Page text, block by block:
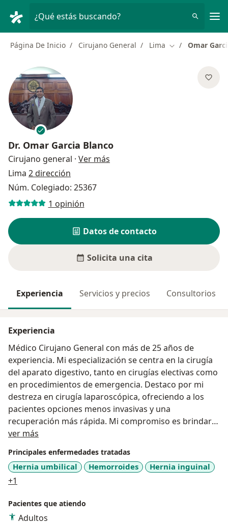
¿Qué estás buscando?
Página De Inicio Cirujano General Lima Cambiar de
Omar
Dr. Omar Garcia Blanco
Cirujano general · Ver más
Lima 2 dirección
Núm. Colegiado: 25367
1 opinión
Datos de contacto
Solicita una cita
Experiencia Servicios y precios Consultorios
Experiencia
Médico Cirujano General con más de 25 años de
experiencia. Mi especialización se centra en la cirugía
del aparato digestivo, tanto en cirugías electivas como
en procedimientos de emergencia. Destaco por mi
destreza en cirugía laparoscópica, ofreciendo a los
pacientes opciones menos invasivas y una
recuperación más rápida. Mi compromiso es brindar
atención médica de calidad y resultados exitosos a mis
ver más
Principales enfermedades tratadas
Hernia umbilical Hemorroides Hernia inguinal
+1
Pacientes que atiendo
Adultos